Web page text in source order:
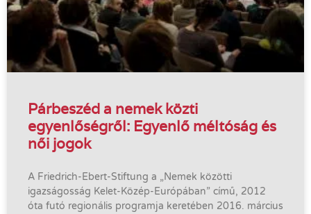
Párbeszéd a nemek közti
egyenlőségről: Egyenlő méltóság és
női jogok
A Friedrich-Ebert-Stiftung a „Nemek közötti
igazságosság Kelet-Közép-Európában” című, 2012
óta futó regionális programja keretében 2016. március